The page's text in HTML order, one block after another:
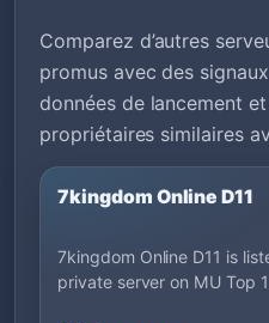
Comparez d’autres
promus avec des
données de lancement
propriétaires similaires
7kingdom Online D11
7kingdom Online D11 is
private server on MU Top